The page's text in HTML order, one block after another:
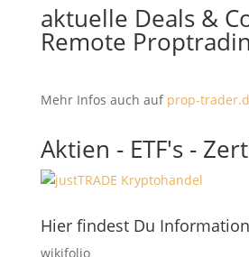
aktuelle Deals &
Remote
Mehr Infos auch auf prop-
Aktien - ETF's -
Hier findest Du
wikifolio